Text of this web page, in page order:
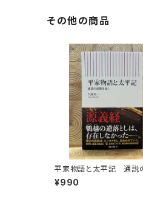
その他の商品
平家物語と太平記 通説
暴く
¥990